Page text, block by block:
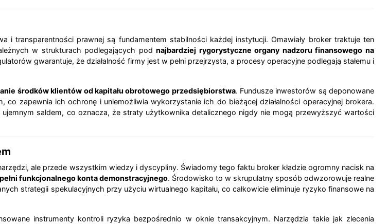
i transparentności prawnej są fundamentem stabilności każdej instytucji. Omawiały broker traktuje ten
w strukturach podlegających podnajbardziej rygorystyczne organy nadzoru finansowego na
gwarantuje, że działalność firmy jest w pełni przejrzysta, a procesy operacyjne podlegają stałemu i
środków klientów od kapitału obrotowego przedsiębiorstwa. Fundusze inwestorów są deponowane
zapewnia ich ochronę i uniemożliwia wykorzystanie ich do bieżącej działalności operacyjnej brokera.
saldem, co oznacza, że straty użytkownika detalicznego nigdy nie mogą przewyższyć wartości
ale przede wszystkim wiedzy i dyscypliny. Świadomy tego faktu broker kładzie ogromny nacisk na
funkcjonalnego konta demonstracyjnego. Środowisko to w skrupulatny sposób odwzorowuje realne
strategii spekulacyjnych przy użyciu wirtualnego kapitału, co całkowicie eliminuje ryzyko finansowe na
instrumenty kontroli ryzyka bezpośrednio w oknie transakcyjnym. Narzędzia takie jak zlecenia